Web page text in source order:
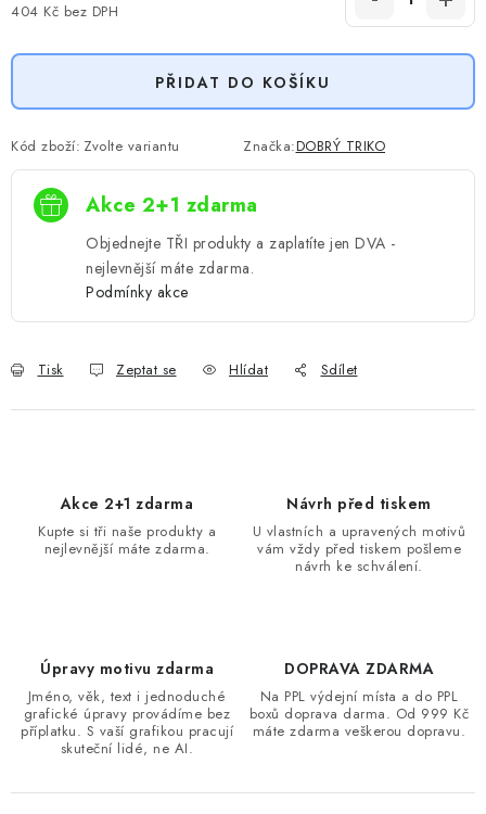
404 Kč bez DPH
PŘIDAT DO KOŠÍKU
Kód zboží: Zvolte variantu Značka:DOBRÝ TRIKO
Akce 2+1 zdarma
Objednejte TŘI produkty a zaplatíte jen DVA -
nejlevnější máte zdarma.
Podmínky akce
Tisk Zeptat se Hlídat Sdílet
Akce 2+1 zdarma
Kupte si tři naše produkty a
nejlevnější máte zdarma.
Návrh před tiskem
U vlastních a upravených motivů
vám vždy před tiskem pošleme
návrh ke schválení.
Úpravy motivu zdarma
Jméno, věk, text i jednoduché
grafické úpravy provádíme bez
příplatku. S vaší grafikou pracují
skuteční lidé, ne AI.
DOPRAVA ZDARMA
Na PPL výdejní místa a do PPL
boxů doprava darma. Od 999 Kč
máte zdarma veškerou dopravu.